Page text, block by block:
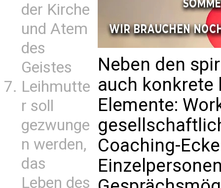
der Kirche
und Atem
des
Geistes
Leihmutte
r soll
gezwunge
n werden,
das
Leben des
Neben den
auch konkrete
Elemente:
Coaching-